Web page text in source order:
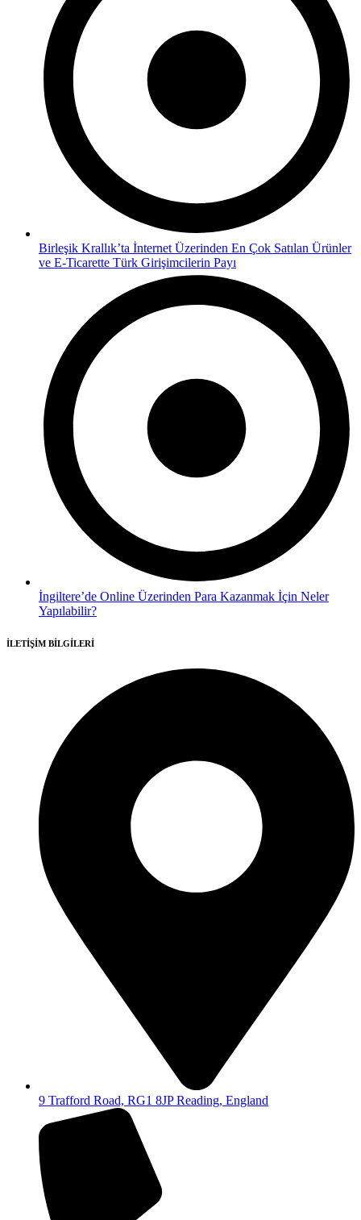
Birleşik Krallık’ta İnternet Üzerinden En Çok Satılan Ürünler
ve E-Ticarette Türk Girişimcilerin Payı
İngiltere’de Online Üzerinden Para Kazanmak İçin Neler
Yapılabilir?
İLETİŞİM BİLGİLERİ
9 Trafford Road, RG1 8JP Reading, England